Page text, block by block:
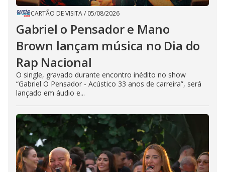
CARTÃO DE VISITA/ 05/08/2026
Gabriel o Pensador e Mano
Brown lançam música no Dia do
Rap Nacional
O single, gravado durante encontro inédito no show
“Gabriel O Pensador - Acústico 33 anos de carreira”, será
lançado em áudio e...